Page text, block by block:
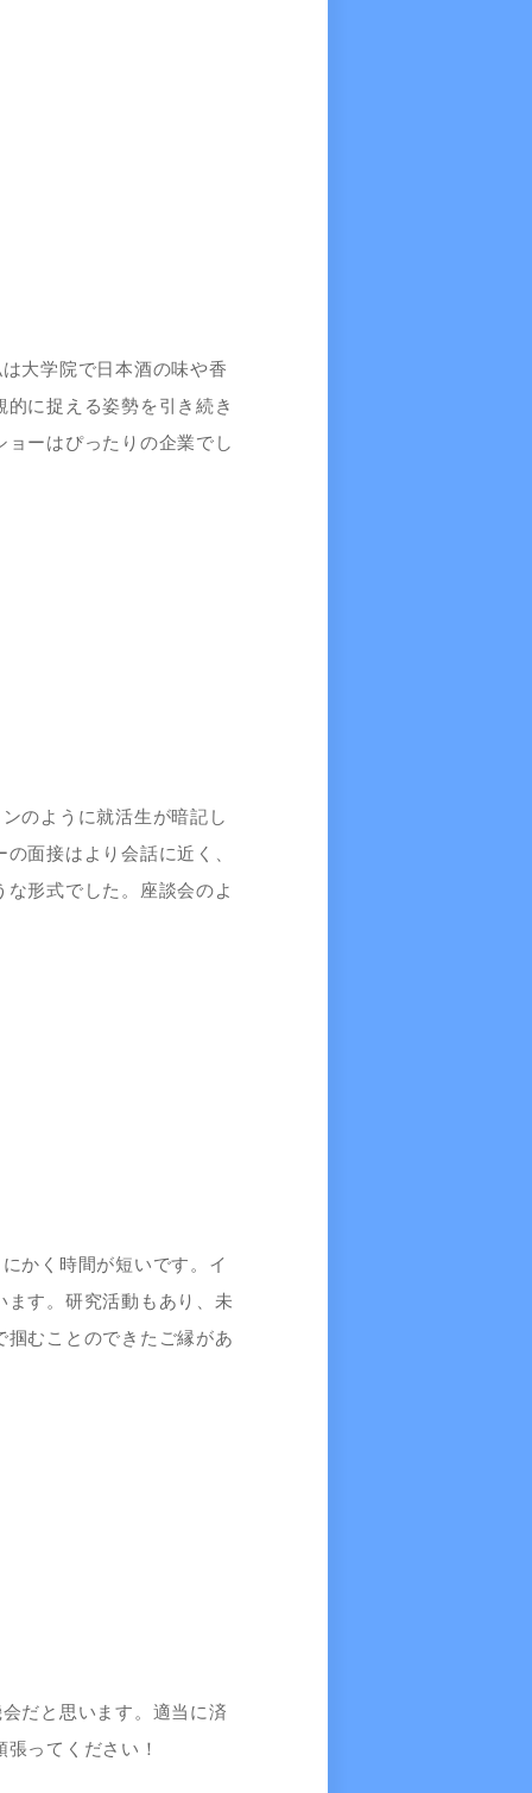
大学院で日本酒の味や香
に捉える姿勢を引き続き
ーはぴったりの企業でし
のように就活生が暗記し
面接はより会話に近く、
形式でした。座談会のよ
かく時間が短いです。イ
す。研究活動もあり、未
むことのできたご縁があ
だと思います。適当に済
ってください！